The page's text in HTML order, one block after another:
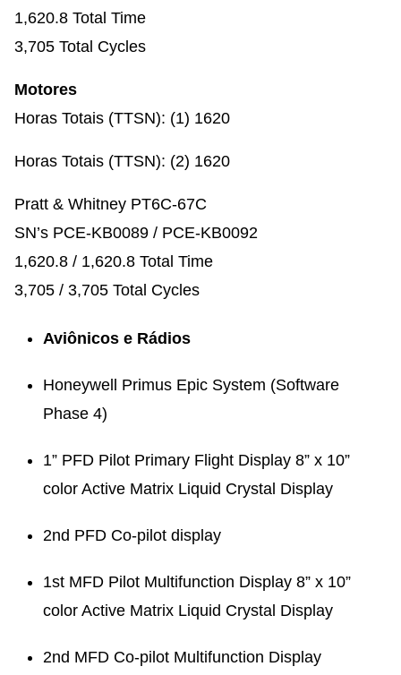
1,620.8 Total Time
3,705 Total Cycles
Motores
Horas Totais (TTSN): (1) 1620
Horas Totais (TTSN): (2) 1620
Pratt & Whitney PT6C-67C
SN’s PCE-KB0089 / PCE-KB0092
1,620.8 / 1,620.8 Total Time
3,705 / 3,705 Total Cycles
Aviônicos e Rádios
Honeywell Primus Epic System (Software
Phase 4)
1” PFD Pilot Primary Flight Display 8” x 10”
color Active Matrix Liquid Crystal Display
2nd PFD Co-pilot display
1st MFD Pilot Multifunction Display 8” x 10”
color Active Matrix Liquid Crystal Display
2nd MFD Co-pilot Multifunction Display